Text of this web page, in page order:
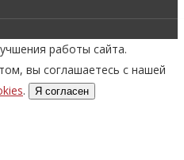
работы сайта.
вы соглашаетесь с нашей
. Я согласен